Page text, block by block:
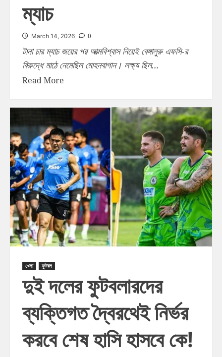
ম্যাচ
March 14, 2026 0
টানা চার ম্যাচ জয়ের পর আত্মবিশ্বাস নিয়েই বেঙ্গালুরু এফসি-র
বিরুদ্ধে মাঠে নেমেছিল মোহনবাগান। লক্ষ্য ছিল...
Read More
খেলা ফুটবল
দুই দলের ফুটবলারদের
ব্যক্তিগত দ্বৈরথেই নির্ভর
করবে শেষ হাসি হাসবে কে!